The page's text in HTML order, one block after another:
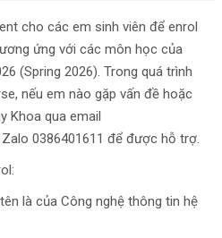
cho các em sinh viên để enrol
ứng với các môn học của
(Spring 2026). Trong quá trình
nếu em nào gặp vấn đề hoặc
Khoa qua email
0386401611 để được hỗ trợ.
là của Công nghệ thông tin hệ